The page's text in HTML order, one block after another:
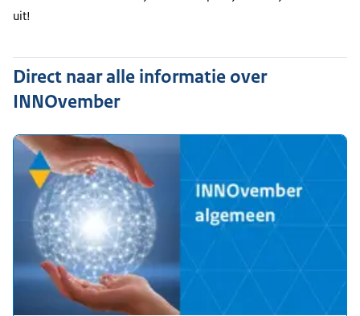
uit!
Direct naar alle informatie over
INNOvember